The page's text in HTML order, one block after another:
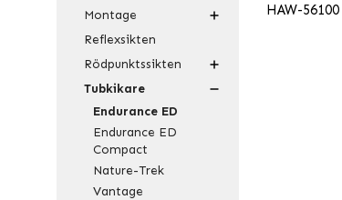
Montage
Reflexsikten
Rödpunktssikten
Tubkikare
Endurance ED
Endurance ED
Compact
Nature-Trek
Vantage
HAW-56100